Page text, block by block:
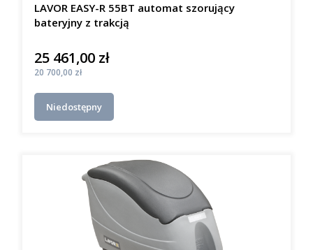
LAVOR EASY-R 55BT automat szorujący
bateryjny z trakcją
Cena
25 461,00 zł
Cena
20 700,00 zł
Niedostępny